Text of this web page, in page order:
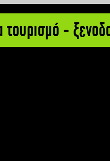
τουρισμό -